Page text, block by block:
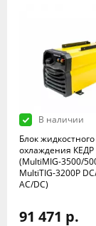
В наличии
Блок жидкостного
охлаждения КЕДР
(MultiMIG-3500/
MultiTIG-3200P
AC/DC)
91 471 р.